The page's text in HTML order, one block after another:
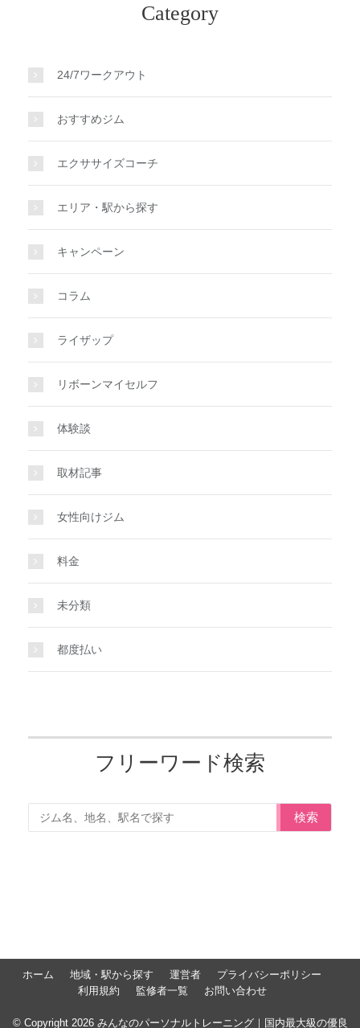
Category
24/7ワークアウト
おすすめジム
エクササイズコーチ
エリア・駅から探す
キャンペーン
コラム
ライザップ
リボーンマイセルフ
体験談
取材記事
女性向けジム
料金
未分類
都度払い
フリーワード検索
検索
ホーム 地域・駅から探す 運営者
プライバシーポリシー
利用規約
監修者一覧 お問い合わせ
© Copyright 2026 みんなのパーソナルトレーニング｜国内最大級の優良